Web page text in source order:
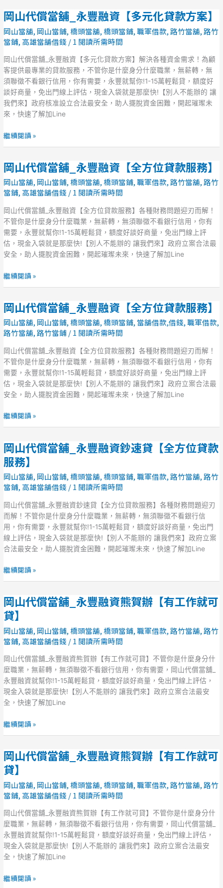
貸
款
方
岡山代償當舖_永豐融資【多元化貸款方案】
岡山當舖, 岡山當鋪,橋頭當舖,橋頭當鋪,職軍借款, 路竹當舖, 路竹
當鋪, 高雄當舖借錢 /1 閱讀所需時間
岡山代償當舖_永豐融資【多元化貸款方案】解決各種資金需求！為顧
客提供最專業的貸款服務，不管你是什麼身分什麼職業，無薪轉，無
須聯徵不看銀行信用，你有需要，永豐就幫你!1-15萬輕鬆貸，額度好
談好商量，免出門線上評估，現金入袋就是那麼快!【別人不能辦的 讓
我們來】政府核准設立合法最安全，助人擺脫資金困難，開起璀璨未
來，快速了解加Line
岡
代
償
當
舖
_
永
豐
融
【多
元
貸
款
方
繼續閱讀 »
岡山代償當舖_永豐融資【全方位貸款服務】
岡山當舖, 岡山當鋪,橋頭當舖,橋頭當鋪,職軍借款,路竹當舖,路竹
當鋪, 高雄當舖借錢 /1 閱讀所需時間
岡山代償當舖_永豐融資【全方位貸款服務】各種財務問題迎刃而解！
不管你是什麼身分什麼職業，無薪轉，無須聯徵不看銀行信用，你有
需要，永豐就幫你!1-15萬輕鬆貸，額度好談好商量，免出門線上評
估，現金入袋就是那麼快!【別人不能辦的 讓我們來】政府立案合法最
安全，助人擺脫資金困難，開起璀璨未來，快速了解加Line
岡
山
代
償
當
舖
_
永
豐
資
【全
位
貸
款
務】
繼續閱讀 »
岡山代償當舖_永豐融資【全方位貸款服務】
岡山當舖, 岡山當鋪,橋頭當舖,橋頭當鋪, 當舖借款,借錢,職軍借款,
路竹當舖,路竹當鋪/1 閱讀所需時間
岡山代償當舖_永豐融資【全方位貸款服務】各種財務問題迎刃而解！
不管你是什麼身分什麼職業，無薪轉，無須聯徵不看銀行信用，你有
需要，永豐就幫你!1-15萬輕鬆貸，額度好談好商量，免出門線上評
估，現金入袋就是那麼快!【別人不能辦的 讓我們來】政府立案合法最
安全，助人擺脫資金困難，開起璀璨未來，快速了解加Line
岡
代
償
當
舖
_
永
豐
資
【全
位
貸
款
服
務】
繼續閱讀 »
岡山代償當舖_永豐融資鈔速貸【全方位貸款
服務】
岡山當舖, 岡山當鋪,橋頭當舖,橋頭當鋪,職軍借款, 路竹當舖, 路竹
當鋪, 高雄當舖借錢 /1 閱讀所需時間
岡山代償當舖_永豐融資鈔速貸【全方位貸款服務】各種財務問題迎刃
而解！不管你是什麼身分什麼職業，無薪轉，無須聯徵不看銀行信
用，你有需要，永豐就幫你!1-15萬輕鬆貸，額度好談好商量，免出門
線上評估，現金入袋就是那麼快!【別人不能辦的 讓我們來】政府立案
合法最安全，助人擺脫資金困難，開起璀璨未來，快速了解加Line
岡
山
代
償
當
舖
_
永
豐
融
資
鈔
【全
方
位
貸
款
服
務】
繼續閱讀 »
岡山代償當舖_永豐融資熊賀辦【有工作就可
貸】
岡山當舖, 岡山當鋪,橋頭當舖,橋頭當鋪,職軍借款, 路竹當舖, 路竹
當鋪, 高雄當舖借錢 /1 閱讀所需時間
岡山代償當舖_永豐融資熊賀辦【有工作就可貸】不管你是什麼身分什
麼職業，無薪轉，無須聯徵不看銀行信用，你有需要，岡山代償當舖_
永豐融資就幫你!1-15萬輕鬆貸，額度好談好商量，免出門線上評估，
現金入袋就是那麼快!【別人不能辦的 讓我們來】政府立案合法最安
全，快速了解加Line
岡
山
代
償
當
舖
_
永
豐
融
熊
【有
工
作
就
可
貸】
繼續閱讀 »
岡山代償當舖_永豐融資熊賀辦【有工作就可
貸】
岡山當舖, 岡山當鋪,橋頭當舖,橋頭當鋪,職軍借款, 路竹當舖, 路竹
當鋪, 高雄當舖借錢 /1 閱讀所需時間
岡山代償當舖_永豐融資熊賀辦【有工作就可貸】不管你是什麼身分什
麼職業，無薪轉，無須聯徵不看銀行信用，你有需要，岡山代償當舖_
永豐融資就幫你!1-15萬輕鬆貸，額度好談好商量，免出門線上評估，
現金入袋就是那麼快!【別人不能辦的 讓我們來】政府立案合法最安
全，快速了解加Line
岡
山
代
償
當
舖
_
永
豐
融
熊
繼續閱讀 »